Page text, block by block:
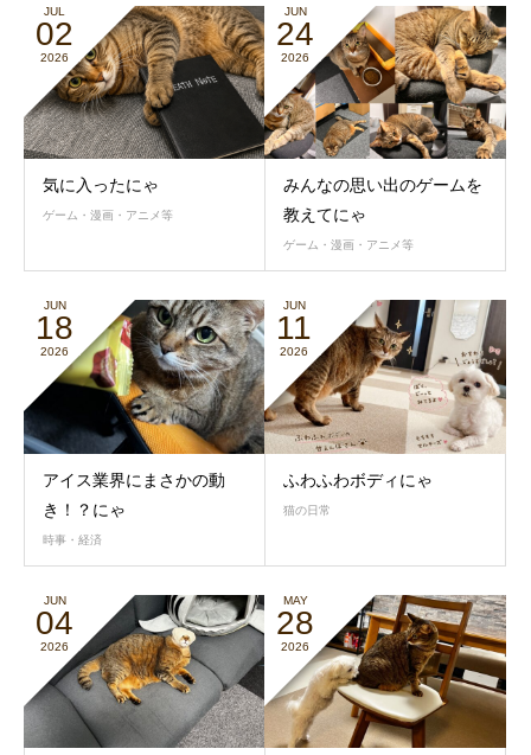
JUL
02
2026
気に入ったにゃ
ゲーム・漫画・アニメ等
JUN
24
2026
みんなの思い出のゲームを
教えてにゃ
ゲーム・漫画・アニメ等
JUN
18
2026
アイス業界にまさかの動
き！？にゃ
時事・経済
JUN
11
2026
ふわふわボディにゃ
猫の日常
JUN
04
2026
MAY
28
2026